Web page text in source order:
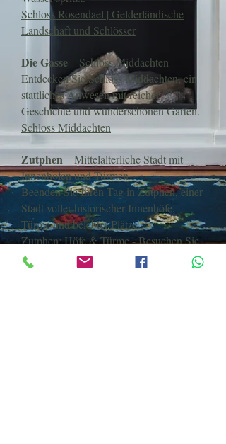
Schloss Rosendael | Gelderländische
Landschaft und Schlösser
Die Gasse– Schloss Middachten
Entdecken Sie Schloss Middachten, ein
stattliches Anwesen mit reicher
Geschichte und wunderschönen Gärten.
Schloss Middachten
Zutphen– Mittelalterliche Stadt mit
Innenhöfen und Türmen
Beenden Sie Ihren Tag in Zutphen, einer
Stadt voller historischer Innenhöfe,
Türme und belebter Plätze.
Zutphen: Höfe & Türme - Besuchen Sie
Hansestädte